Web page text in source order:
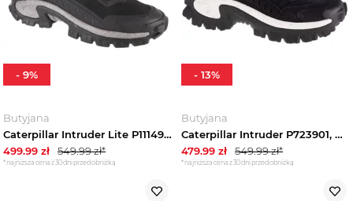
Butyjana
Caterpillar Intruder Lite P111499, Męskie, Brązowe, buty sneakers, nubuk, rozmiar: 41
499.99 zł 549.99zł*
*najniższa cena z 30 dni przed obniżką
- 9%
Butyjana
Caterpillar Intruder P723901, Męskie, Czarne, buty sneakers, tkanina, rozmiar: 41
479.99 zł 549.99zł*
*najniższa cena z 30 dni przed obniżką
- 13%